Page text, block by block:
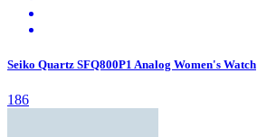
Seiko Quartz SFQ800P1 Analog Women's Watch
186